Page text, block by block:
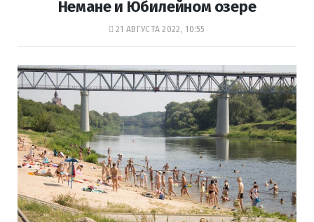
Немане и Юбилейном озере
21 АВГУСТА 2022, 10:55